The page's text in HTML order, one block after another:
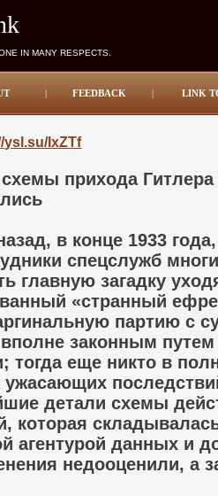
IN MANY RESPECTS.
| FEEDBACK | LINK
ysl.su/IxZTf
прихода Гитлера
в конце 1933
спецслужб
главную загадку
«странный
партию с
законным
тогда еще никто в
ужасающих
детали схемы
которая
агентурой данных и
недооценили, а